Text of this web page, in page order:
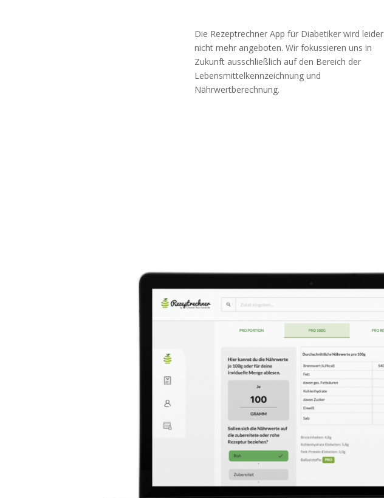
Die Rezeptrechner App für Diabetiker wird leider
nicht mehr angeboten. Wir fokussieren uns in
Zukunft ausschließlich auf den Bereich der
Lebensmittelkennzeichnung und
Nährwertberechnung.